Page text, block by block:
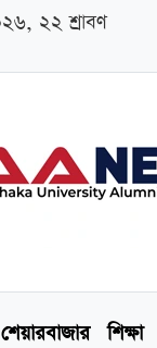
২২ শ্রাবণ
শেয়ারবাজার শিক্ষা